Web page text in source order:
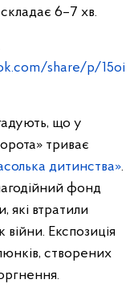
складає 6–7 хв.
share/p/15oi
що у
триває
дитинства».
фонд
які втратили
війни. Експозиція
створених